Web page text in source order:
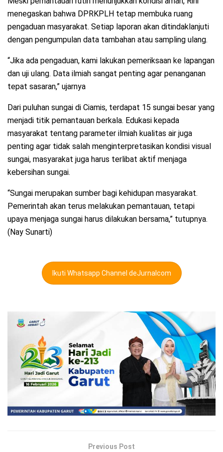
menegaskan bahwa DPRKPLH tetap membuka ruang
pengaduan masyarakat. Setiap laporan akan ditindaklanjuti
dengan pengumpulan data tambahan atau sampling ulang.
“Jika ada pengaduan, kami lakukan pemeriksaan ke lapangan
dan uji ulang. Data ilmiah sangat penting agar penanganan
tepat sasaran,” ujarnya
Dari puluhan sungai di Ciamis, terdapat 15 sungai besar yang
menjadi titik pemantauan berkala. Edukasi kepada
masyarakat tentang parameter ilmiah kualitas air juga
penting agar tidak salah menginterpretasikan kondisi visual
sungai, masyarakat juga harus terlibat aktif menjaga
kebersihan sungai.
“Sungai merupakan sumber bagi kehidupan masyarakat.
Pemerintah akan terus melakukan pemantauan, tetapi
upaya menjaga sungai harus dilakukan bersama,” tutupnya.
(Nay Sunarti)
Ikuti Whatsapp Channel deJurnalcom
Previous Post